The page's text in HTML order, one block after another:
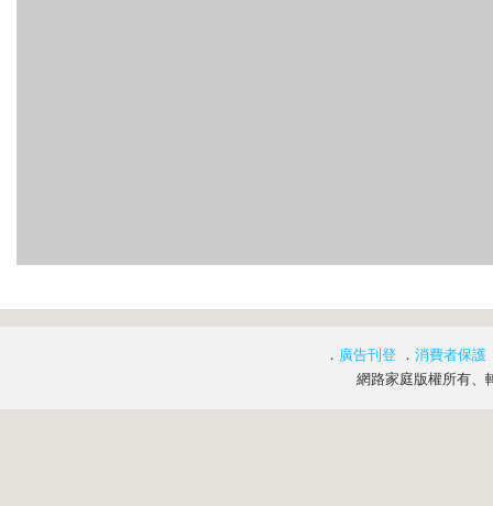
． 廣告刊登 ． 消費者保護
網路家庭版權所有、